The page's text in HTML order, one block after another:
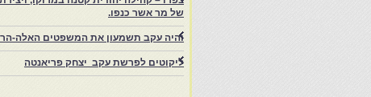
של מר אשר כנפו.
והיה עקב תשמעון את המשפטים האלה-
ליקוטים לפרשת עקב יצחק פריאנטה